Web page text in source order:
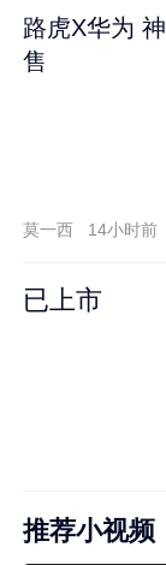
路虎X华为
售
莫一西 14小时前
已上市
推荐小视频